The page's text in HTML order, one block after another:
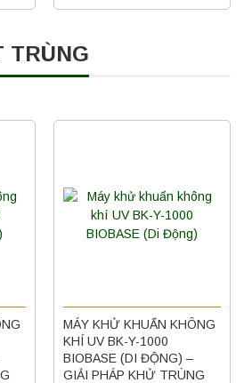
TRÙNG
MÁY KHỬ KHUẨN KHÔNG
KHÍ UV BK-Y-1000
BIOBASE (DI ĐỘNG) –
GIẢI PHÁP KHỬ TRÙNG